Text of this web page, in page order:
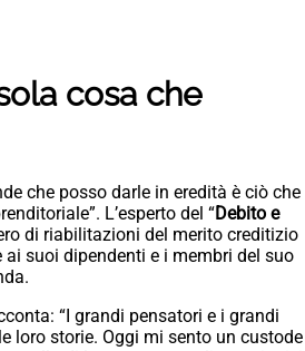
cosa che
che posso darle in eredità è ciò che
L’esperto del “Debito e
di riabilitazioni del merito creditizio
suoi dipendenti e i membri del suo
“I grandi pensatori e i grandi
loro storie. Oggi mi sento un custode